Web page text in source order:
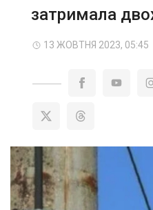
затримала
13 ЖОВТНЯ 2023, 05:45